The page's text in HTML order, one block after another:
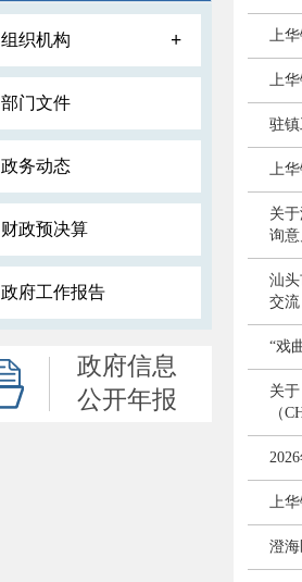
组织机构 +
部门文件
政务动态
财政预决算
政府工作报告
政府信息
公开年报
上
上
驻
上华
关
询
汕
交流
“戏
关
（
上
澄